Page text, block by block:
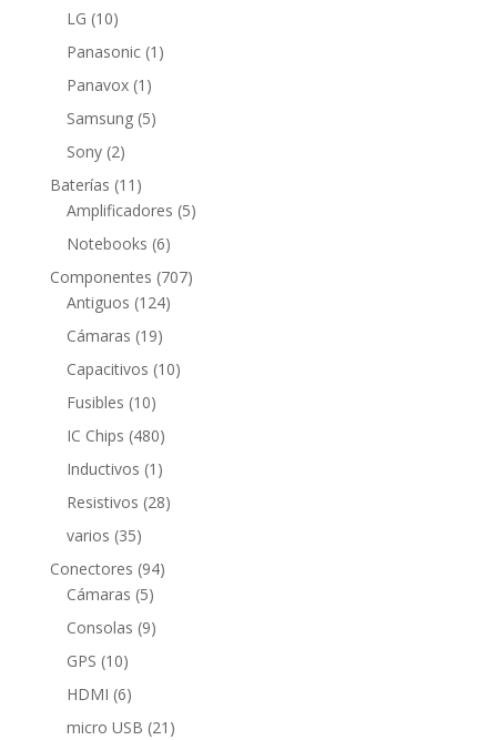
LG 1010
productos
Panasonic 1 1
Panavox 1 1
producto
Samsung 55
Sony 22
productos
Baterías 11 11
productos
Amplificadores 55
Notebooks 66
productos
Componentes 707707
Antiguos 124124
Cámaras 1919
productos
Capacitivos 1010
Fusibles 1010
productos
IC Chips 480480
productos
Inductivos 1 1
producto
Resistivos 2828
varios 3535
productos
Conectores 9494
Cámaras 55
productos
Consolas 99
GPS 1010
productos
HDMI 66
productos
micro USB 21 21